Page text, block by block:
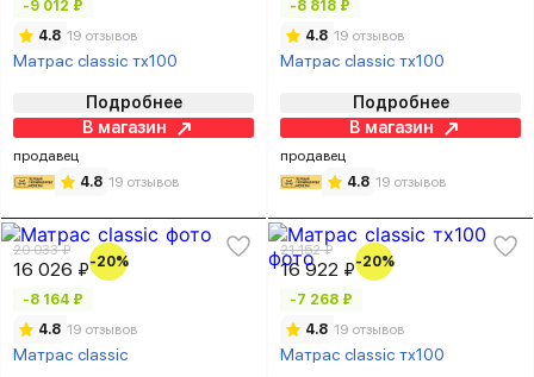
-9 012 ₽
4.8 19 отзывов
Матрас classic тх100
Подробнее
В магазин
продавец
4.8 19 отзывов
-8 818 ₽
4.8 19 отзывов
Матрас classic тх100
Подробнее
В магазин
продавец
4.8 19 отзывов
20 033 ₽
16 026 ₽-20%
-8 164 ₽
4.8 19 отзывов
Матрас classic
21 152 ₽
16 922 ₽-20%
-7 268 ₽
4.8 19 отзывов
Матрас classic тх100